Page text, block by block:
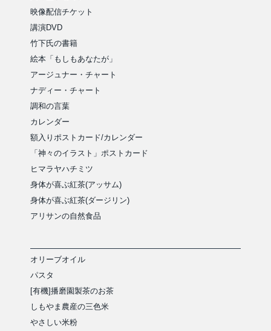
映像配信チケット
講演DVD
竹下氏の書籍
絵本「もしもあなたが」
アージュナー・チャート
ナディー・チャート
調和の言葉
カレンダー
額入りポストカード/カレンダー
「神々のイラスト」ポストカード
ヒマラヤハチミツ
身体が喜ぶ紅茶(アッサム)
身体が喜ぶ紅茶(ダージリン)
アリサンの自然食品
オリーブオイル
パスタ
[有機]播磨園製茶のお茶
しもやま農産の三色米
やさしい米粉